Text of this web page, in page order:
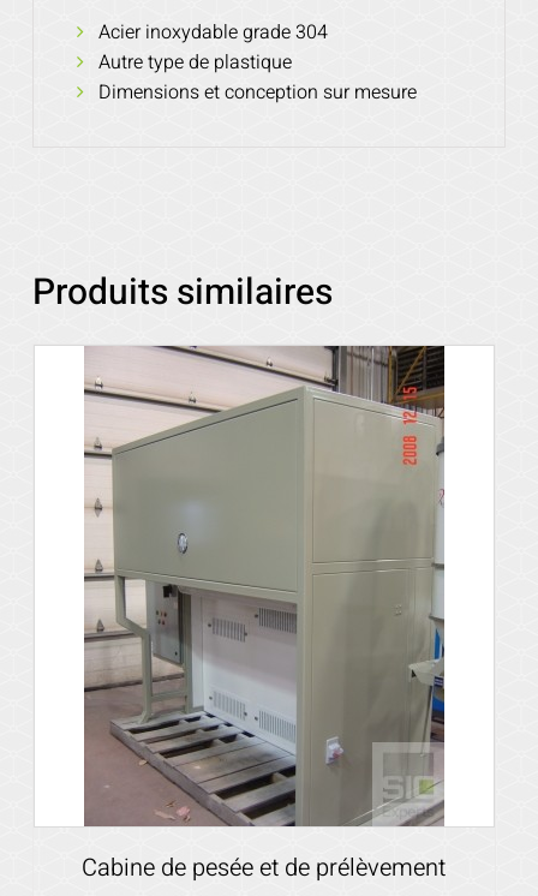
Acier inoxydable grade 304
Autre type de plastique
Dimensions et conception sur mesure
Produits similaires
Cabine de pesée et de prélèvement